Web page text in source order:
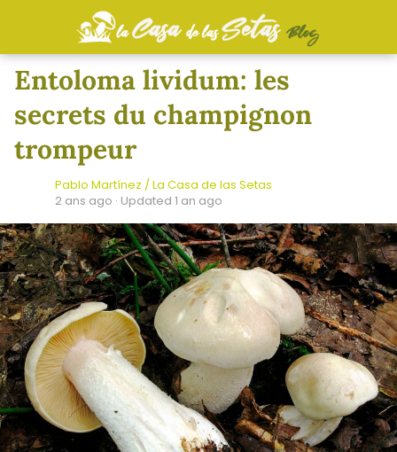
Entoloma lividum: les
secrets du champignon
trompeur
Pablo Martínez / La Casa de las Setas
2 ans ago · Updated 1 an ago